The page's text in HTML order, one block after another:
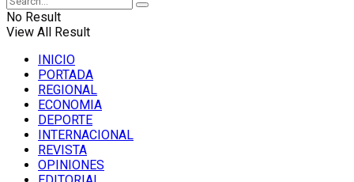
No Result
View All Result
INICIO
PORTADA
REGIONAL
ECONOMIA
DEPORTE
INTERNACIONAL
REVISTA
OPINIONES